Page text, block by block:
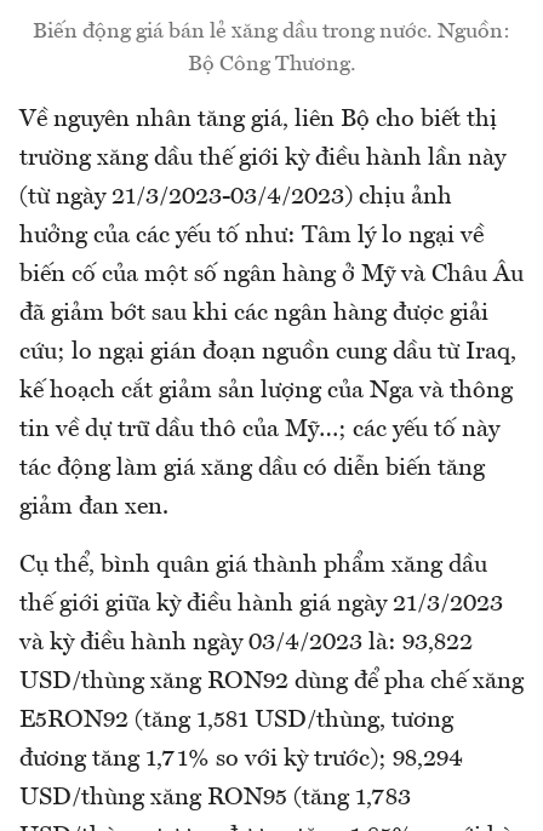
Biến động giá bán lẻ xăng dầu trong nước. Nguồn:
Bộ Công Thương.
Về nguyên nhân tăng giá, liên Bộ cho biết thị
trường xăng dầu thế giới kỳ điều hành lần này
(từ ngày 21/3/2023-03/4/2023) chịu ảnh
hưởng của các yếu tố như: Tâm lý lo ngại về
biến cố của một số ngân hàng ở Mỹ và Châu Âu
đã giảm bớt sau khi các ngân hàng được giải
cứu; lo ngại gián đoạn nguồn cung dầu từ Iraq,
kế hoạch cắt giảm sản lượng của Nga và thông
tin về dự trữ dầu thô của Mỹ…; các yếu tố này
tác động làm giá xăng dầu có diễn biến tăng
giảm đan xen.
Cụ thể, bình quân giá thành phẩm xăng dầu
thế giới giữa kỳ điều hành giá ngày 21/3/2023
và kỳ điều hành ngày 03/4/2023 là: 93,822
USD/thùng xăng RON92 dùng để pha chế xăng
E5RON92 (tăng 1,581 USD/thùng, tương
đương tăng 1,71% so với kỳ trước); 98,294
USD/thùng xăng RON95 (tăng 1,783